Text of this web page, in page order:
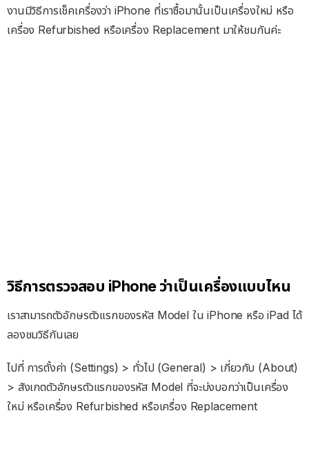
งานมีวิธีการเช็คเครื่องว่า iPhone ที่เราซื้อมานั้นเป็นเครื่องใหม่ หรือ
เครื่อง Refurbished หรือเครื่อง Replacement มาให้ชมกันค่ะ
วิธีการตรวจสอบ iPhone ว่าเป็นเครื่องแบบไหน
เราสามารถตัวอักษรตัวแรกของรหัส Model ใน iPhone หรือ iPad ได้
ลองชมวิธีกันเลย
ไปที่ การตั้งค่า (Settings) > ทั่วไป (General) > เกี่ยวกับ (About)
> สังเกตตัวอักษรตัวแรกของรหัส Model ที่จะบ่งบอกว่าเป็นเครื่อง
ใหม่ หรือเครื่อง Refurbished หรือเครื่อง Replacement